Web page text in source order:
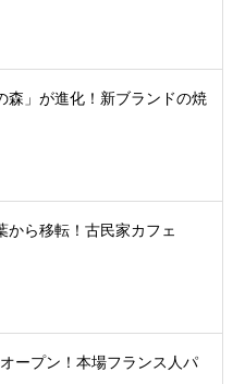
森」が進化！新ブランドの焼
から移転！古民家カフェ
ープン！本場フランス人パ